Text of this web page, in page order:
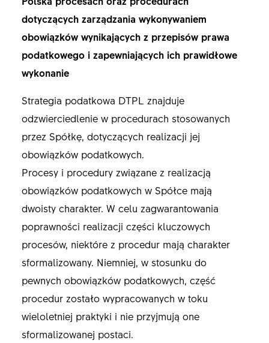
dotyczących zarządzania wykonywaniem
obowiązków wynikających z przepisów prawa
podatkowego i zapewniających ich prawidłowe
wykonanie
Strategia podatkowa DTPL znajduje
odzwierciedlenie w procedurach stosowanych
przez Spółkę, dotyczących realizacji jej
obowiązków podatkowych.
Procesy i procedury związane z realizacją
obowiązków podatkowych w Spółce mają
dwoisty charakter. W celu zagwarantowania
poprawności realizacji części kluczowych
procesów, niektóre z procedur mają charakter
sformalizowany. Niemniej, w stosunku do
pewnych obowiązków podatkowych, część
procedur zostało wypracowanych w toku
wieloletniej praktyki i nie przyjmują one
sformalizowanej postaci.